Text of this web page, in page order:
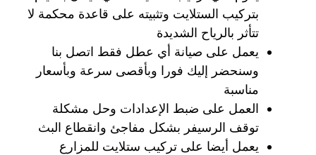
بتركيب الستلايت وتثبيته على قاعدة محكمة لا
تتأثر بالرياح الشديدة
يعمل على صيانة أي عطل فقط اتصل بنا
وسنحضر إليك فورا وبأقصى سرعة وبأسعار
مناسبة
العمل على ضبط الإعدادات وحل مشكلة
توقف الرسيفر بشكل مفاجئ وانقطاع البث
يعمل أيضا على تركيب ستلايت للمزارع